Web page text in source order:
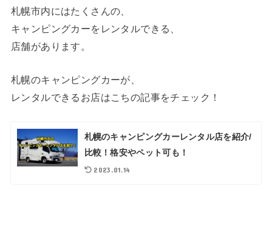
札幌市内にはたくさんの、
キャンピングカーをレンタルできる、
店舗があります。
札幌のキャンピングカーが、
レンタルできるお店はこちの記事をチェック！
札幌のキャンピングカーレンタル店を紹介/
比較！格安やペット可も！
2023.01.14